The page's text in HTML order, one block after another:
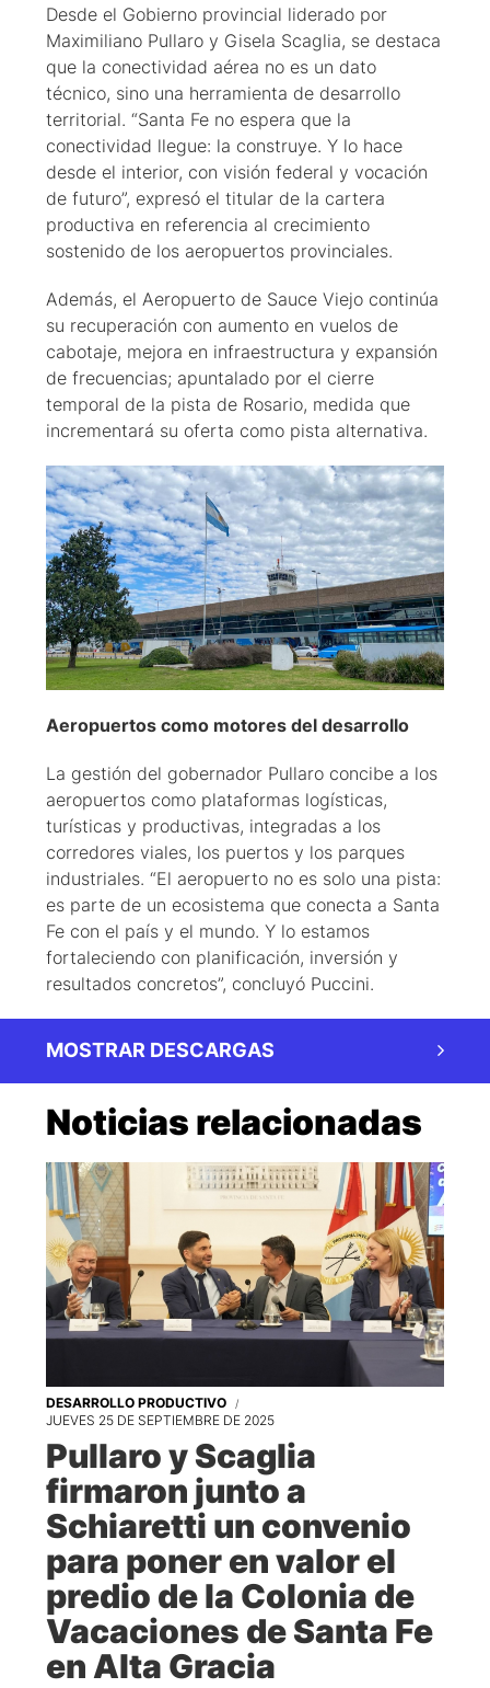
Desde el Gobierno provincial liderado por
Maximiliano Pullaro y Gisela Scaglia, se destaca
que la conectividad aérea no es un dato
técnico, sino una herramienta de desarrollo
territorial. “Santa Fe no espera que la
conectividad llegue: la construye. Y lo hace
desde el interior, con visión federal y vocación
de futuro”, expresó el titular de la cartera
productiva en referencia al crecimiento
sostenido de los aeropuertos provinciales.
Además, el Aeropuerto de Sauce Viejo continúa
su recuperación con aumento en vuelos de
cabotaje, mejora en infraestructura y expansión
de frecuencias; apuntalado por el cierre
temporal de la pista de Rosario, medida que
incrementará su oferta como pista alternativa.
Aeropuertos como motores del desarrollo
La gestión del gobernador Pullaro concibe a los
aeropuertos como plataformas logísticas,
turísticas y productivas, integradas a los
corredores viales, los puertos y los parques
industriales. “El aeropuerto no es solo una pista:
es parte de un ecosistema que conecta a Santa
Fe con el país y el mundo. Y lo estamos
fortaleciendo con planificación, inversión y
resultados concretos”, concluyó Puccini.
MOSTRAR DESCARGAS
Noticias relacionadas
DESARROLLO PRODUCTIVO
JUEVES 25 DE SEPTIEMBRE DE 2025
Pullaro y Scaglia
firmaron junto a
Schiaretti un convenio
para poner en valor el
predio de la Colonia de
Vacaciones de Santa Fe
en Alta Gracia